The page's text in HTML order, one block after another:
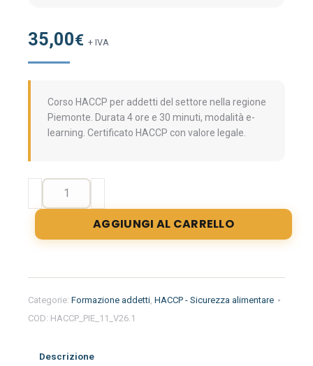
35,00€ + IVA
Corso HACCP per addetti del settore nella regione
Piemonte. Durata 4 ore e 30 minuti, modalità e-
learning. Certificato HACCP con valore legale.
Formazione
per
addetti
alimentare
regione
Piemonte
Ortofrutta
AGGIUNGI AL CARRELLO
Categorie: Formazione addetti, HACCP - Sicurezza alimentare
COD: HACCP_PIE_11_V26.1
Descrizione